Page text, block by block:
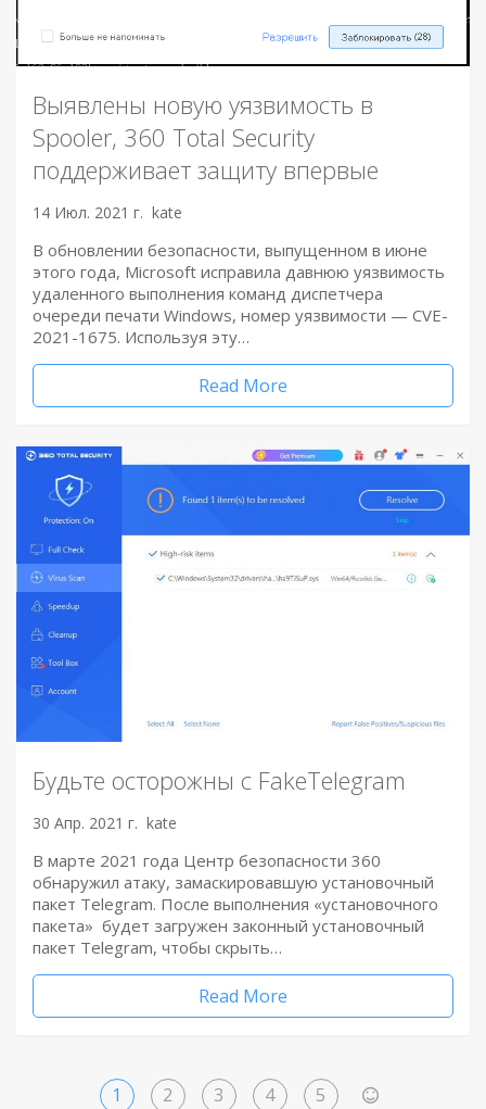
Выявлены новую уязвимость в
Spooler, 360 Total Security
поддерживает защиту впервые
14 Июл. 2021 г. kate
В обновлении безопасности, выпущенном в июне
этого года, Microsoft исправила давнюю уязвимость
удаленного выполнения команд диспетчера
очереди печати Windows, номер уязвимости — CVE-
2021-1675. Используя эту…
Read More
Будьте осторожны с FakeTelegram
30 Апр. 2021 г. kate
В марте 2021 года Центр безопасности 360
обнаружил атаку, замаскировавшую установочный
пакет Telegram. После выполнения «установочного
пакета» будет загружен законный установочный
пакет Telegram, чтобы скрыть…
Read More
1 2 3 4 5